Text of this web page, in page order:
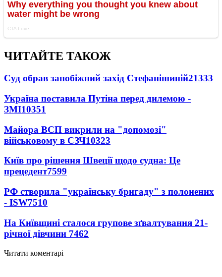
ЧИТАЙТЕ ТАКОЖ
Суд обрав запобіжний захід Стефанішиній21333
Україна поставила Путіна перед дилемою -
ЗМІ10351
Майора ВСП викрили на "допомозі"
військовому в СЗЧ10323
Київ про рішення Швеції щодо судна: Це
прецедент7599
РФ створила "українську бригаду" з полонених
- ISW7510
На Київщині сталося групове зґвалтування 21-
річної дівчини 7462
Читати коментарі